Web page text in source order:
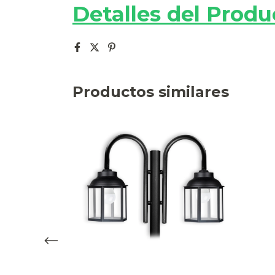
Detalles del
Productos similares